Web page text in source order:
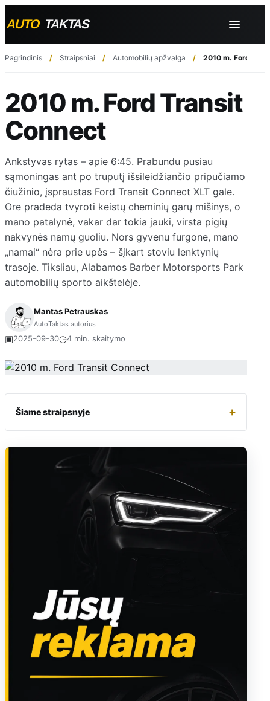
Pagrindinis Straipsniai Automobilių apžvalga 2010 m. Ford
2010 m. Ford Transit
Connect
Ankstyvas rytas – apie 6:45. Prabundu pusiau
sąmoningas ant po truputį išsileidžiančio pripučiamo
čiužinio, įspraustas Ford Transit Connect XLT gale.
Ore pradeda tvyroti keistų cheminių garų mišinys, o
mano patalynė, vakar dar tokia jauki, virsta pigių
nakvynės namų guoliu. Nors gyvenu furgone, mano
„namai“ nėra prie upės – šįkart stoviu lenktynių
trasoje. Tiksliau, Alabamos Barber Motorsports Park
automobilių sporto aikštelėje.
Mantas Petrauskas
AutoTaktas autorius
▣2025-09-30◷4 min. skaitymo
Šiame straipsnyje +